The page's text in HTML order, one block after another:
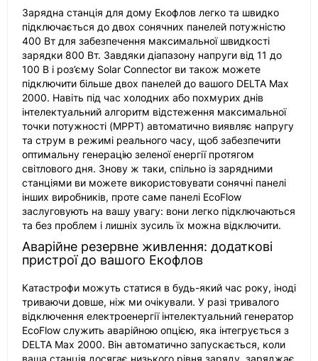
Зарядна станція для дому Екофлов легко та швидко
підключається до двох сонячних панелей потужністю
400 Вт для забезпечення максимальної швидкості
зарядки 800 Вт. Завдяки діапазону напруги від 11 до
100 В і роз’єму Solar Connector ви також можете
підключити більше двох панелей до вашого DELTA Max
2000. Навіть під час холодних або похмурих днів
інтелектуальний алгоритм відстеження максимальної
точки потужності (MPPT) автоматично виявляє напругу
та струм в режимі реального часу, щоб забезпечити
оптимальну генерацію зеленої енергії протягом
світлового дня. Знову ж таки, спільно із зарядними
станціями ви можете використовувати сонячні панелі
інших виробників, проте саме панелі EcoFlow
заслуговують на вашу увагу: вони легко підключаються
та без проблем і лишніх зусиль їх можна відключити.
Аварійне резервне живлення: додаткові
пристрої до вашого Екофлов
Катастрофи можуть статися в будь-який час року, іноді
триваючи довше, ніж ми очікували. У разі тривалого
відключення електроенергії інтелектуальний генератор
EcoFlow служить аварійною опцією, яка інтегрується з
DELTA Max 2000. Він автоматично запускається, коли
ваша станція досягає низького рівня заряду, заряджає